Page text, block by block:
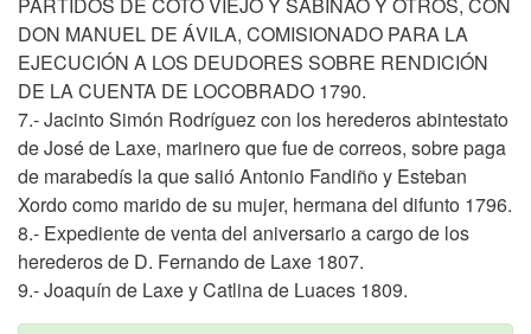
DON MANUEL DE ÁVILA, COMISIONADO PARA LA
EJECUCIÓN A LOS DEUDORES SOBRE RENDICIÓN
DE LA CUENTA DE LOCOBRADO 1790.
7.- Jacinto Simón Rodríguez con los herederos abintestato
de José de Laxe, marinero que fue de correos, sobre paga
de marabedís la que salió Antonio Fandiño y Esteban
Xordo como marido de su mujer, hermana del difunto 1796.
8.- Expediente de venta del aniversario a cargo de los
herederos de D. Fernando de Laxe 1807.
9.- Joaquín de Laxe y Catlina de Luaces 1809.